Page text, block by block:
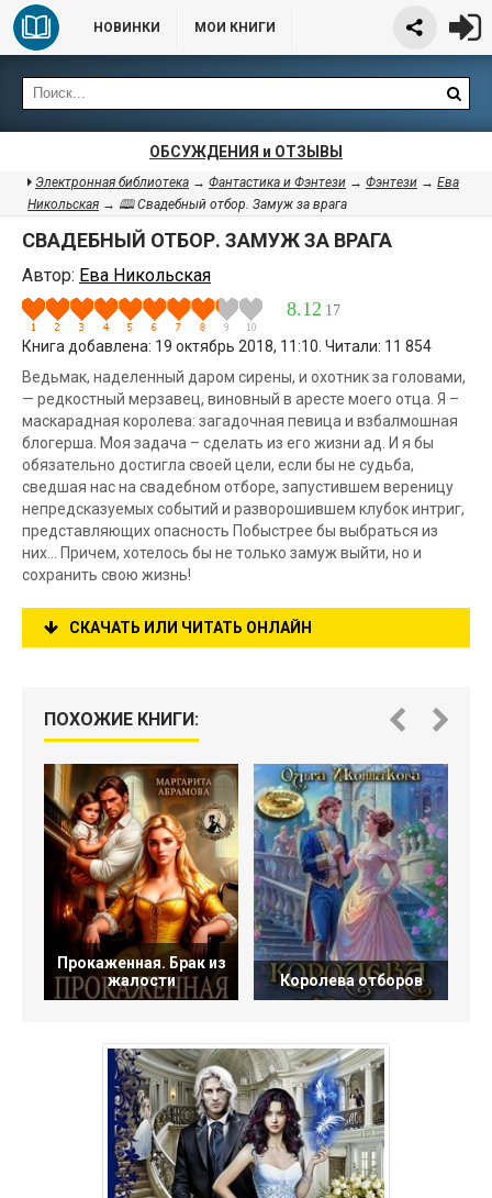
НОВИНКИ МОИ КНИГИ
ОБСУЖДЕНИЯ и ОТЗЫВЫ
Электронная библиотека → Фантастика и Фэнтези → Фэнтези → Ева
Никольская → 🕮 Свадебный отбор. Замуж за врага
СВАДЕБНЫЙ ОТБОР. ЗАМУЖ ЗА ВРАГА
Автор: Ева Никольская
8.12 17
Книга добавлена: 19 октябрь 2018, 11:10. Читали: 11 854
Ведьмак, наделенный даром сирены, и охотник за головами,
— редкостный мерзавец, виновный в аресте моего отца. Я –
маскарадная королева: загадочная певица и взбалмошная
блогерша. Моя задача – сделать из его жизни ад. И я бы
обязательно достигла своей цели, если бы не судьба,
сведшая нас на свадебном отборе, запустившем вереницу
непредсказуемых событий и разворошившем клубок интриг,
представляющих опасность Побыстрее бы выбраться из
них… Причем, хотелось бы не только замуж выйти, но и
сохранить свою жизнь!
СКАЧАТЬ ИЛИ ЧИТАТЬ ОНЛАЙН
ПОХОЖИЕ КНИГИ:
Прокаженная. Брак из
жалости
Королева отборов